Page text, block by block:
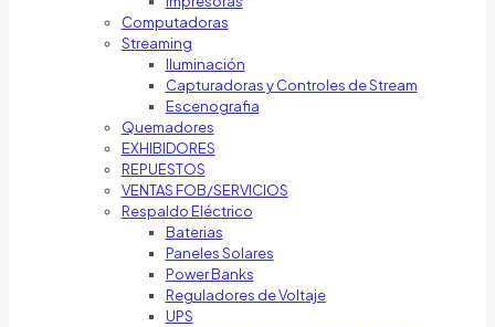
Computadoras
Streaming
Iluminación
Capturadoras y Controles de Stream
Escenografia
Quemadores
EXHIBIDORES
REPUESTOS
VENTAS FOB/SERVICIOS
Respaldo Eléctrico
Baterias
Paneles Solares
Power Banks
Reguladores de Voltaje
UPS